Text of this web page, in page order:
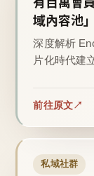
域內容池
深度解析
片化時代建
前往原文
私域社群